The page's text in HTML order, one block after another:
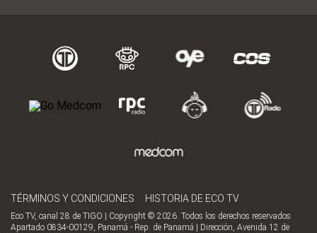
TÉRMINOS Y CONDICIONES HISTORIA DE ECO TV
Eco TV, canal 28 de TIGO | Copyright © 2026. Todos los derechos reservados
Apartado 0834-00129, Panamá - Rep. de Panamá | Dirección, Avenida 12 de